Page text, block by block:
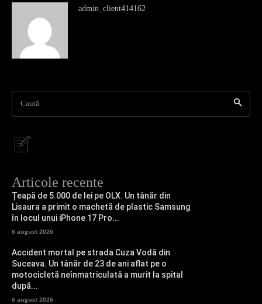
admin_client414162
Caută
Articole recente
Țeapă de 5.000 de lei pe OLX. Un tânăr din
Lisaura a primit o machetă de plastic Samsung
în locul unui iPhone 17 Pro...
6 august 2026
Accident mortal pe strada Cuza Vodă din
Suceava. Un tânăr de 23 de ani aflat pe o
motocicletă neînmatriculată a murit la spital
după...
6 august 2026